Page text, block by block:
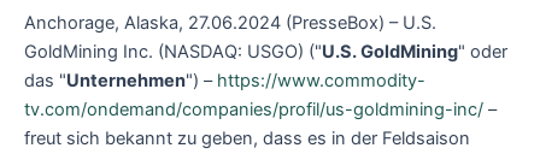
Anchorage, Alaska, 27.06.2024 (PresseBox) – U.S.
GoldMining Inc. (NASDAQ: USGO) ("U.S. GoldMining" oder
das "Unternehmen") – https://www.commodity-
tv.com/ondemand/companies/profil/us-goldmining-inc/ –
freut sich bekannt zu geben, dass es in der Feldsaison